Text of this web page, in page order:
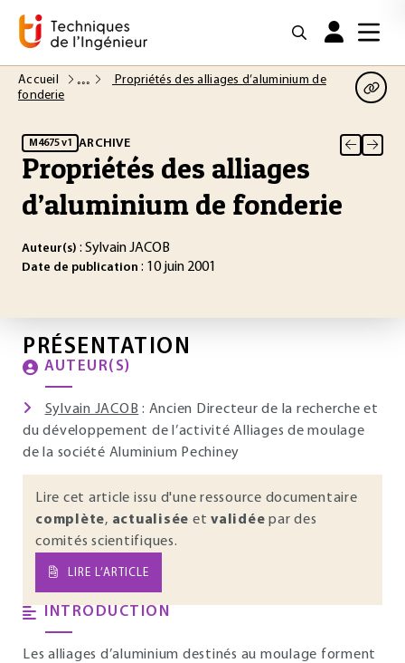
Accueil
Propriétés des alliages d’aluminium de
fonderie
M4675 v1 ARCHIVE
Propriétés des alliages
d’aluminium de fonderie
Auteur(s) : Sylvain JACOB
Date de publication : 10 juin 2001
PRÉSENTATION
AUTEUR(S)
Sylvain JACOB : Ancien Directeur de la recherche et
du développement de l’activité Alliages de moulage
de la société Aluminium Pechiney
Lire cet article issu d'une ressource documentaire
complète, actualisée et validée par des
comités scientifiques.
LIRE L’ARTICLE
INTRODUCTION
Les alliages d’aluminium destinés au moulage forment